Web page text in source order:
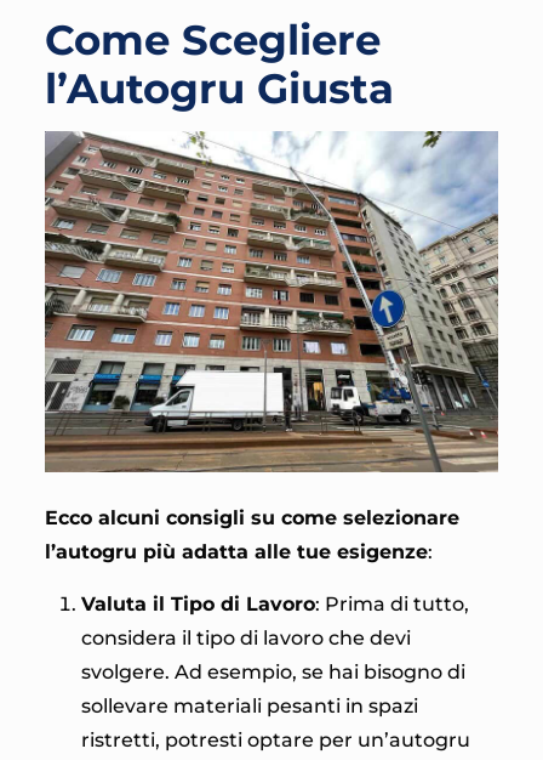
Come Scegliere
l’Autogru Giusta
Ecco alcuni consigli su come selezionare
l’autogru più adatta alle tue esigenze:
Valuta il Tipo di Lavoro: Prima di tutto,
considera il tipo di lavoro che devi
svolgere. Ad esempio, se hai bisogno di
sollevare materiali pesanti in spazi
ristretti, potresti optare per un’autogru